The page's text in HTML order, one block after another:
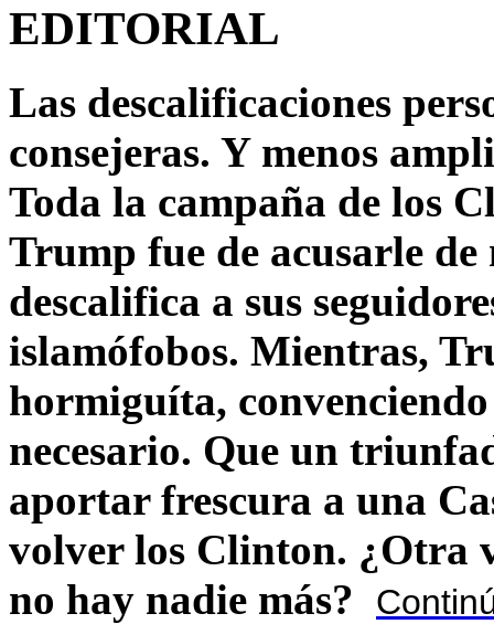
EDITORIAL
Las descalificaciones
consejeras. Y menos
Toda la campaña de los
Trump fue de acusarle
descalifica a sus
islamófobos. Mientras,
hormiguíta,
necesario. Que un
aportar frescura a una
volver los Clinton. ¿Otra
no hay nadie más?